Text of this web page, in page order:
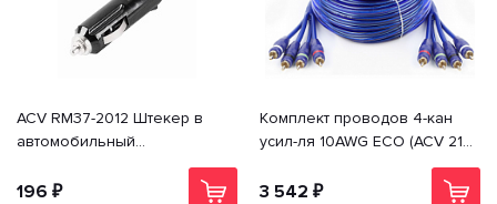
ACV RM37-2012 Штекер в
автомобильный
196 ₽
Комплект проводов 4-кан
усил-ля 10AWG ECO (ACV 21-
3 542 ₽